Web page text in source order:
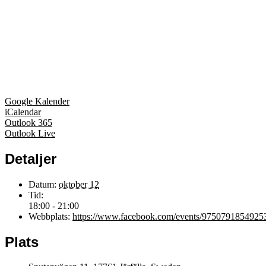
Google Kalender
iCalendar
Outlook 365
Outlook Live
Detaljer
Datum: oktober 12
Tid:
18:00 - 21:00
Webbplats: https://www.facebook.com/events/
Plats